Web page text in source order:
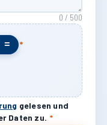
0 / 500
*
gelesen und
Daten zu. *